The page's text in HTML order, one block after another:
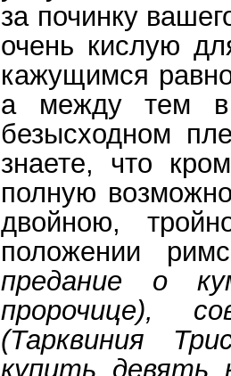
за починку
очень кислую
кажущимся
а между тем в
безысходном
знаете, что
полную
двойною,
положении
предание о
пророчице),
(Тарквиния
купить девять